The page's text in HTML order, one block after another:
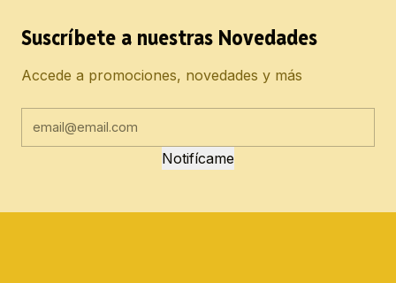
Suscríbete a nuestras Novedades
Accede a promociones, novedades y más
Notifícame